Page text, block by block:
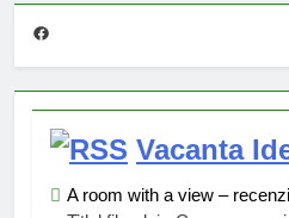
Facebook
Vacanta
A room with a view –